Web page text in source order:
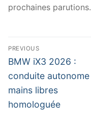
prochaines parutions.
Navigation
de
l’article
PREVIOUS
Previous
post:
BMW iX3 2026 :
conduite autonome
mains libres
homologuée